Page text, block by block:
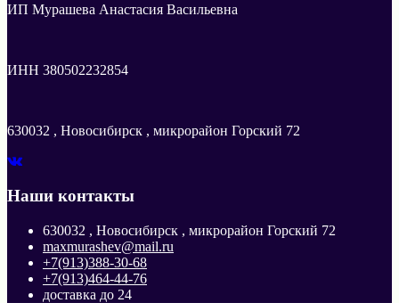
ИП Мурашева Анастасия Васильевна
ИНН 380502232854
630032 , Новосибирск , микрорайон Горский 72
Наши контакты
630032 , Новосибирск , микрорайон Горский 72
maxmurashev@mail.ru
+7(913)388-30-68
+7(913)464-44-76
доставка до 24